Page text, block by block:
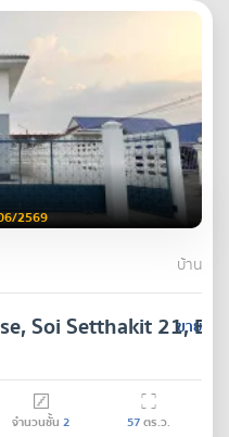
2569
บ้าน
ขาย
Soi Setthakit 21,
จำนวนชั้น 2 57ตร.ว.